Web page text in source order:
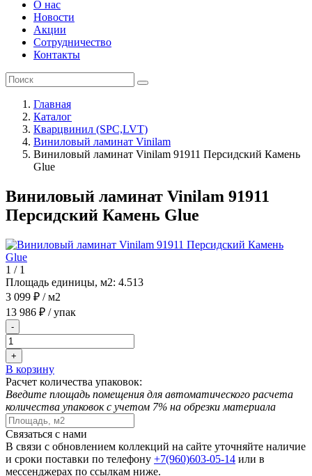
О нас
Новости
Акции
Сотрудничество
Контакты
Главная
Каталог
Кварцвинил (SPC,LVT)
Виниловый ламинат Vinilam
Виниловый ламинат Vinilam 91911 Персидский Камень
Glue
Виниловый ламинат Vinilam 91911
Персидский Камень Glue
1 / 1
Площадь единицы, м2: 4.513
3 099 ₽ / м2
13 986 ₽ / упак
-
+
В корзину
Расчет количества упаковок:
Введите площадь помещения для автоматического расчета
количества упаковок с учетом 7% на обрезки материала
Связаться с нами
В связи с обновлением коллекций на сайте уточняйте наличие
и сроки поставки по телефону +7(960)603-05-14 или в
мессенджерах по ссылкам ниже.